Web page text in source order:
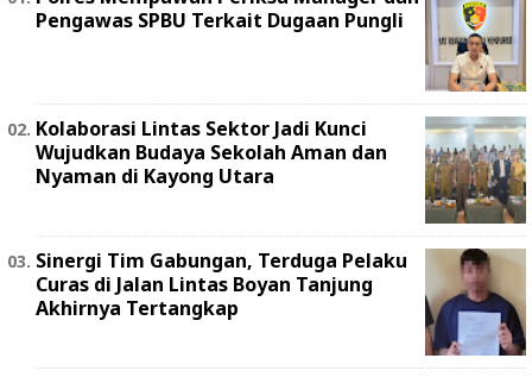
Pengawas SPBU Terkait Dugaan Pungli
Kolaborasi Lintas Sektor Jadi Kunci
Wujudkan Budaya Sekolah Aman dan
Nyaman di Kayong Utara
Sinergi Tim Gabungan, Terduga Pelaku
Curas di Jalan Lintas Boyan Tanjung
Akhirnya Tertangkap